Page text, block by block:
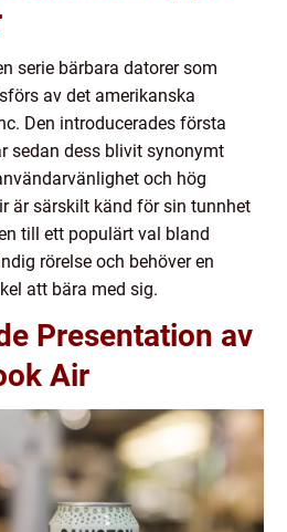
serie bärbara datorer som
av det amerikanska
Den introducerades första
sedan dess blivit synonymt
och hög
är särskilt känd för sin tunnhet
till ett populärt val bland
rörelse och behöver en
att bära med sig.
Presentation av
Air